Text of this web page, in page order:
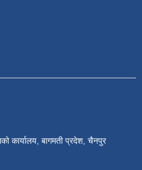
कार्यालय, बागमती प्रदेश, चैनपुर